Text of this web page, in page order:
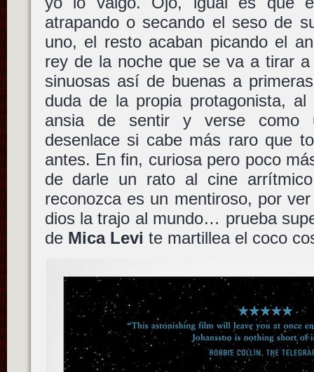
atrapando o secando el seso de
uno, el resto acaban picando el
rey de la noche que se va a tirar
sinuosas así de buenas a
duda de la propia protagonista,
ansia de sentir y verse como
desenlace si cabe más raro que
antes. En fin, curiosa pero poco
de darle un rato al cine
reconozca es un mentiroso, por
dios la trajo al mundo… prueba
de Mica Levi te martillea el coco